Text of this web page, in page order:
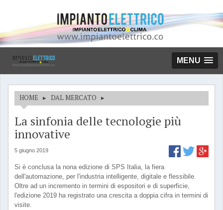
MENU
HOME ▸ DAL MERCATO ▸
La sinfonia delle tecnologie più
innovative
5 giugno 2019
Si è conclusa la nona edizione di SPS Italia, la fiera
dell'automazione, per l'industria intelligente, digitale e flessibile.
Oltre ad un incremento in termini di espositori e di superficie,
l'edizione 2019 ha registrato una crescita a doppia cifra in termini di
visite.